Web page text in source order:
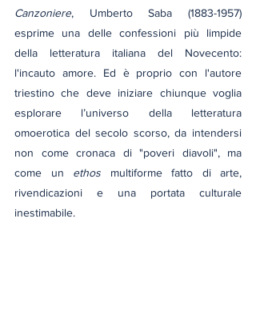
Canzoniere, Umberto Saba (1883-1957)
esprime una delle confessioni più limpide
della letteratura italiana del Novecento:
l'incauto amore. Ed è proprio con l'autore
triestino che deve iniziare chiunque voglia
esplorare l’universo della letteratura
omoerotica del secolo scorso, da intendersi
non come cronaca di "poveri diavoli", ma
come un ethos multiforme fatto di arte,
rivendicazioni e una portata culturale
inestimabile.